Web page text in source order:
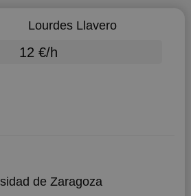
Lourdes Llavero
12 €/h
de Zaragoza